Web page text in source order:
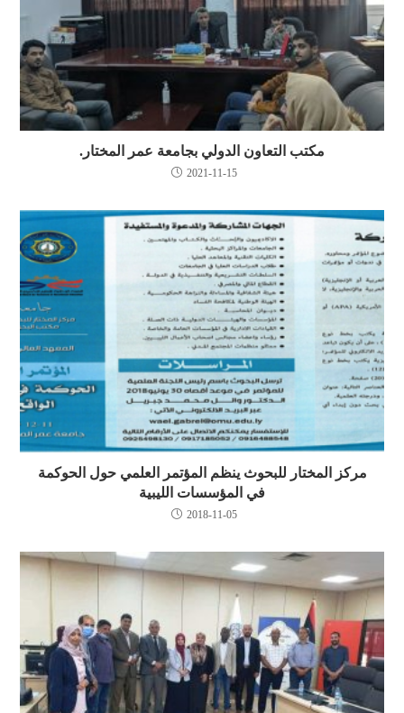
مكتب التعاون الدولي بجامعة عمر المختار.
2021-11-15
مركز المختار للبحوث ينظم المؤتمر العلمي حول الحوكمة
في المؤسسات الليبية
2018-11-05